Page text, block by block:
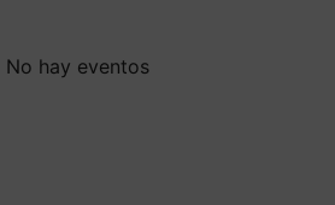
No hay eventos